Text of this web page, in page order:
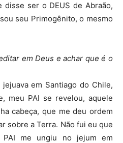
ser o DEUS de Abraão,
seu Primogênito, o mesmo
em Deus e achar que é o
jejuava em Santiago do Chile,
meu PAI se revelou, aquele
cabeça, que me deu ordem
sobre a Terra. Não fui eu que
me ungiu no jejum em